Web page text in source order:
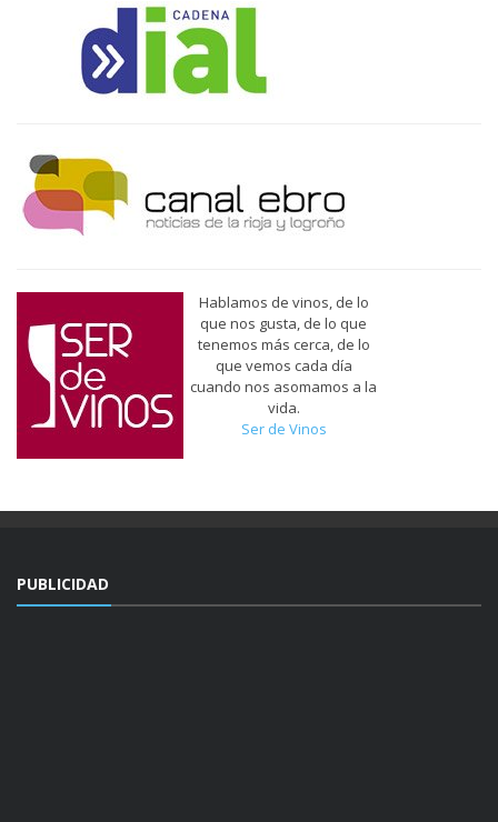
Hablamos de vinos, de lo
que nos gusta, de lo que
tenemos más cerca, de lo
que vemos cada día
cuando nos asomamos a la
vida.
Ser de Vinos
PUBLICIDAD